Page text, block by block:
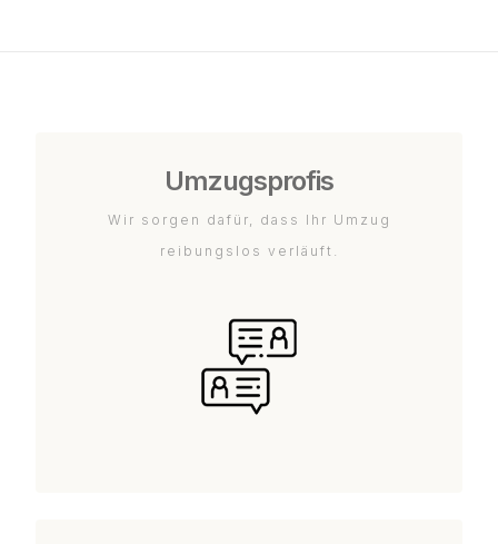
Umzugsprofis
Wir sorgen dafür, dass Ihr Umzug
reibungslos verläuft.